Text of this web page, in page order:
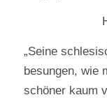
„Seine
besungen, wie
schöner kaum